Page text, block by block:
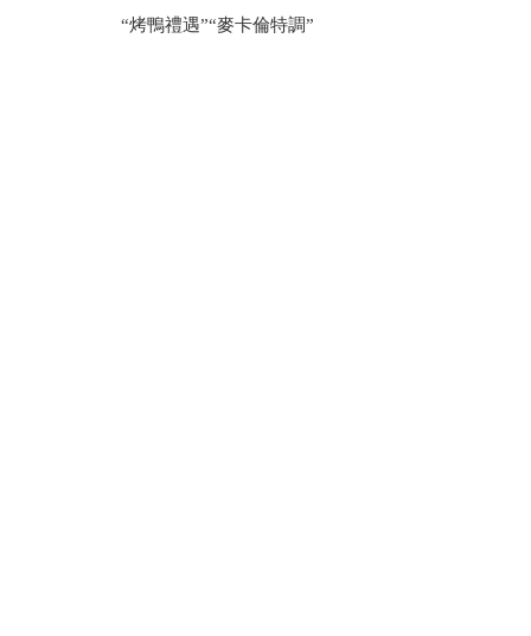
“烤鴨禮遇”“麥卡倫特調”